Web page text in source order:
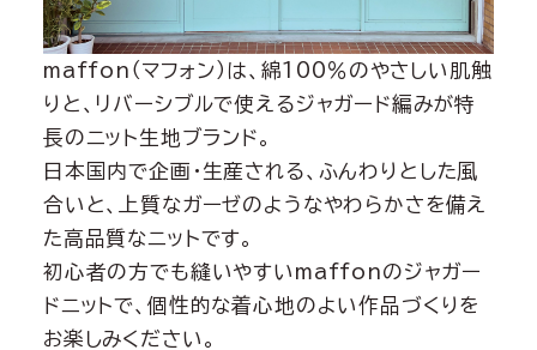
maffon（マフォン）は、綿100％のやさしい肌触
りと、リバーシブルで使えるジャガード編みが特
長のニット生地ブランド。
日本国内で企画・生産される、ふんわりとした風
合いと、上質なガーゼのようなやわらかさを備え
た高品質なニットです。
初心者の方でも縫いやすいmaffonのジャガー
ドニットで、個性的な着心地のよい作品づくりを
お楽しみください。